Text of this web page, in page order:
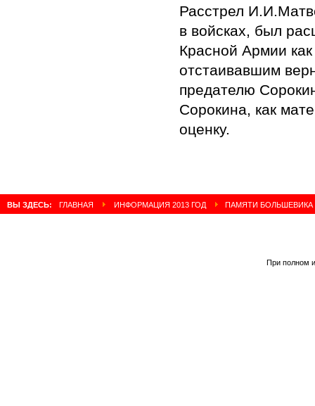
Расстрел
в войсках, был
Красной Армии
отстаивавшим
предателю
Сорокина, как
оценку.
ВЫ ЗДЕСЬ: ГЛАВНАЯ ИНФОРМАЦИЯ 2013 ГОД ПАМЯТИ БОЛЬШЕВИКА
При полном